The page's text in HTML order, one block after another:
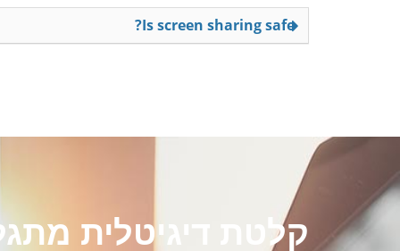
Is screen sharing safe?
קלטת דיגיטלית